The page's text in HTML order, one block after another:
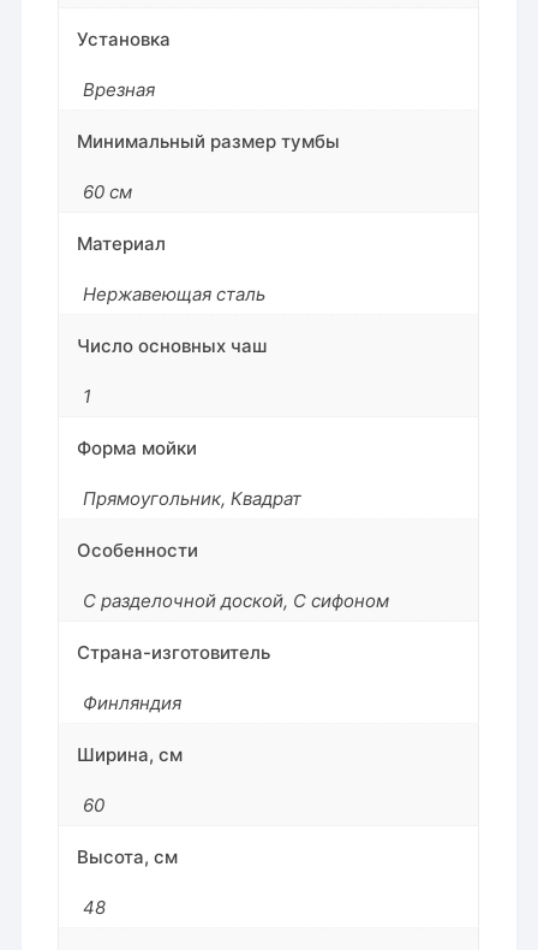
Установка
Врезная
Минимальный размер тумбы
60 см
Материал
Нержавеющая сталь
Число основных чаш
1
Форма мойки
Прямоугольник, Квадрат
Особенности
С разделочной доской, С сифоном
Страна-изготовитель
Финляндия
Ширина, см
60
Высота, см
48